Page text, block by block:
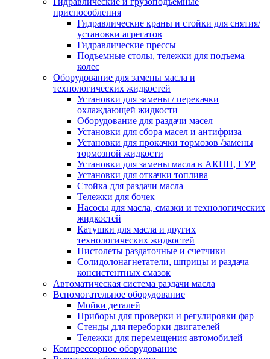
приспособления
Гидравлические краны и стойки для снятия/
установки агрегатов
Гидравлические прессы
Подъемные столы, тележки для подъема
колес
Оборудование для замены масла и
технологических жидкостей
Установки для замены / перекачки
охлаждающей жидкости
Оборудование для раздачи масел
Установки для сбора масел и антифриза
Установки для прокачки тормозов /замены
тормозной жидкости
Установки для замены масла в АКПП, ГУР
Установки для откачки топлива
Стойка для раздачи масла
Тележки для бочек
Насосы для масла, смазки и технологических
жидкостей
Катушки для масла и других
технологических жидкостей
Пистолеты раздаточные и счетчики
Солидолонагнетатели, шприцы и раздача
консистентных смазок
Автоматическая система раздачи масла
Вспомогательное оборудование
Мойки деталей
Приборы для проверки и регулировки фар
Стенды для переборки двигателей
Тележки для перемещения автомобилей
Компрессорное оборудование